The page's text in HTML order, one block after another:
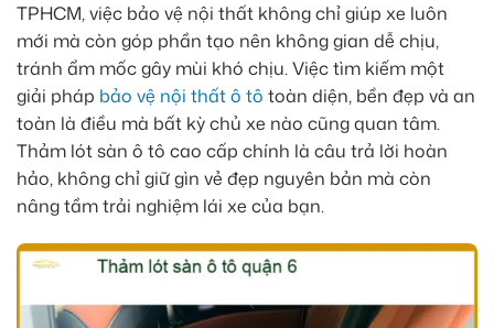
TPHCM, việc bảo vệ nội thất không chỉ giúp xe luôn
mới mà còn góp phần tạo nên không gian dễ chịu,
tránh ẩm mốc gây mùi khó chịu. Việc tìm kiếm một
giải pháp bảo vệ nội thất ô tô toàn diện, bền đẹp và an
toàn là điều mà bất kỳ chủ xe nào cũng quan tâm.
Thảm lót sàn ô tô cao cấp chính là câu trả lời hoàn
hảo, không chỉ giữ gìn vẻ đẹp nguyên bản mà còn
nâng tầm trải nghiệm lái xe của bạn.